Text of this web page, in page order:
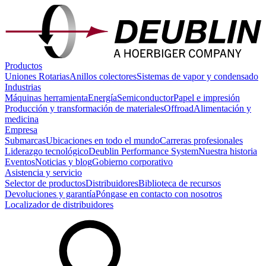
Productos
Uniones RotariasAnillos colectoresSistemas de vapor y condensado
Industrias
Máquinas herramientaEnergíaSemiconductorPapel e impresión
Producción y transformación de materialesOffroadAlimentación y
medicina
Empresa
SubmarcasUbicaciones en todo el mundoCarreras profesionales
Liderazgo tecnológicoDeublin Performance SystemNuestra historia
EventosNoticias y blogGobierno corporativo
Asistencia y servicio
Selector de productosDistribuidoresBiblioteca de recursos
Devoluciones y garantíaPóngase en contacto con nosotros
Localizador de distribuidores